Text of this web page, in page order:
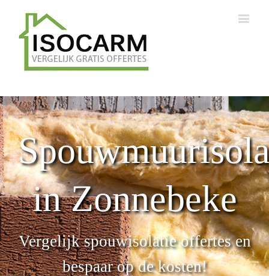
in Zonnebeke
Vergelijk spouwisolatie offertes en
bespaar op de kosten!